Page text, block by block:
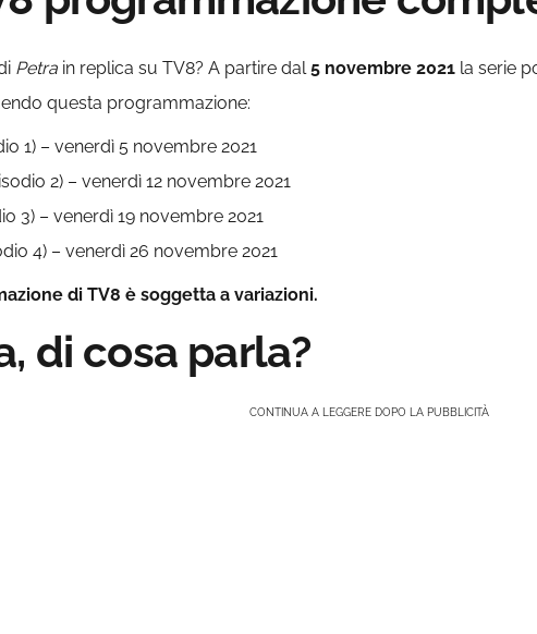
Petra in replica su TV8? A partire dal5 novembre 2021 la serie
questa programmazione:
1) – venerdì 5 novembre 2021
2) – venerdì 12 novembre 2021
3) – venerdì 19 novembre 2021
4) – venerdì 26 novembre 2021
di TV8 è soggetta a variazioni.
di cosa parla?
CONTINUA A LEGGERE DOPO LA PUBBLICITÀ